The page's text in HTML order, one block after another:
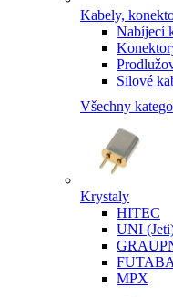
Kabely,
Nabíjecí
Silové
Všechny
Krystaly
HITEC
UNI
FUTABA
MPX